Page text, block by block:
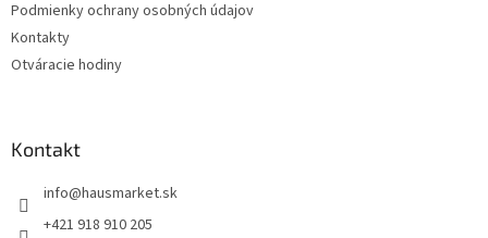
Podmienky ochrany osobných údajov
Kontakty
Otváracie hodiny
Kontakt
info@hausmarket.sk
+421 918 910 205